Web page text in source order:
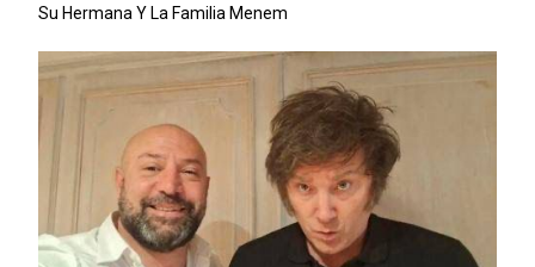
Su Hermana Y La Familia Menem